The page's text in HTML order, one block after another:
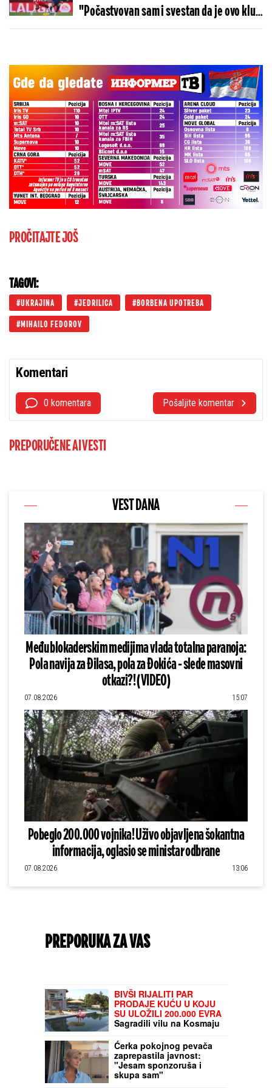
"Počastvovan sam i svestan da je ovo klub
sa velikom istorijom"
PROČITAJTE JOŠ
TAGOVI:
UKRAJINA JEDRILICA BORBENA UPOTREBA
MIHAILO FEDOROV
Komentari
0 komentara Pošaljite komentar
PREPORUČENE AI VESTI
VEST DANA
Među blokaderskim medijima vlada totalna paranoja:
Pola navija za Đilasa, pola za Đokića - slede masovni
otkazi?! (VIDEO)
07.08.2026 15:07
Pobeglo 200.000 vojnika! Uživo objavljena šokantna
informacija, oglasio se ministar odbrane
07.08.2026 13:06
PREPORUKA ZA VAS